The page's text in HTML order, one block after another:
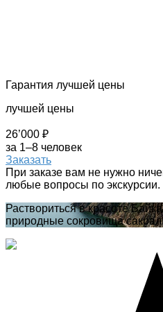
Гарантия лучшей цены
лучшей цены
26’000 ₽
за 1–8 человек
Заказать
При заказе вам не нужно
любые вопросы по экскурсии.
Раствориться в красоте
природные сокровища